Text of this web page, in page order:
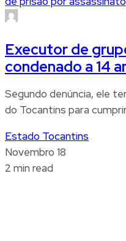
Executor de
condenado a 14
Segundo denúncia, ele
do Tocantins para
Estado Tocantins
Novembro 18
2 min read